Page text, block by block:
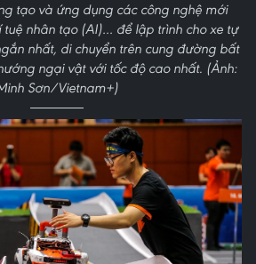
tạo và ứng dụng các công nghệ mới
tuệ nhân tạo (AI)… để lập trình cho xe tự
nhất, di chuyển trên cung đường bất
ngại vật với tốc độ cao nhất. (Ảnh:
Sơn/Vietnam+)